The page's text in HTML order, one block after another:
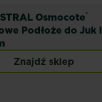
Osmocote®
Podłoże do Juk i
Znajdź sklep